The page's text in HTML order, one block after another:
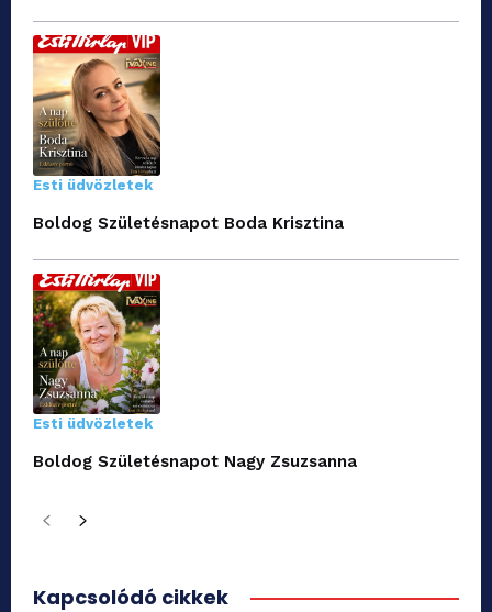
Esti üdvözletek
Boldog Születésnapot Boda Krisztina
Esti üdvözletek
Boldog Születésnapot Nagy Zsuzsanna
Kapcsolódó cikkek